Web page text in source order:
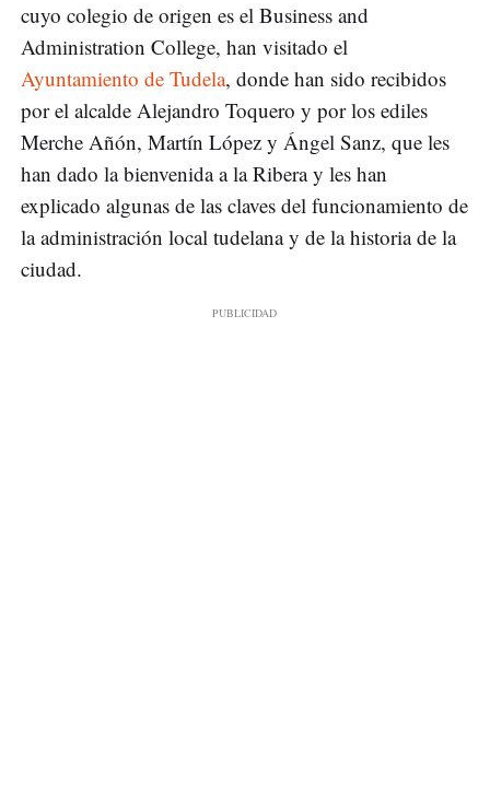
cuyo colegio de origen es el Business and
Administration College, han visitado el
Ayuntamiento de Tudela, donde han sido recibidos
por el alcalde Alejandro Toquero y por los ediles
Merche Añón, Martín López y Ángel Sanz, que les
han dado la bienvenida a la Ribera y les han
explicado algunas de las claves del funcionamiento de
la administración local tudelana y de la historia de la
ciudad.